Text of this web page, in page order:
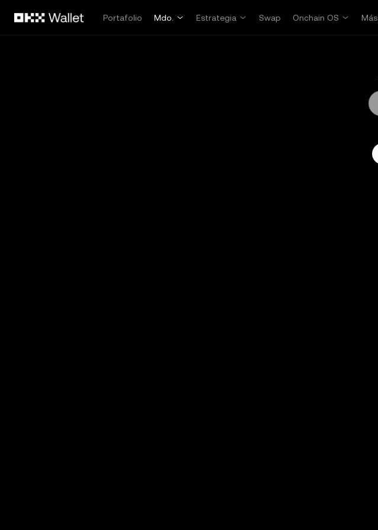
Portafolio
Mdo. Estrategia Swap Onchain OS Más